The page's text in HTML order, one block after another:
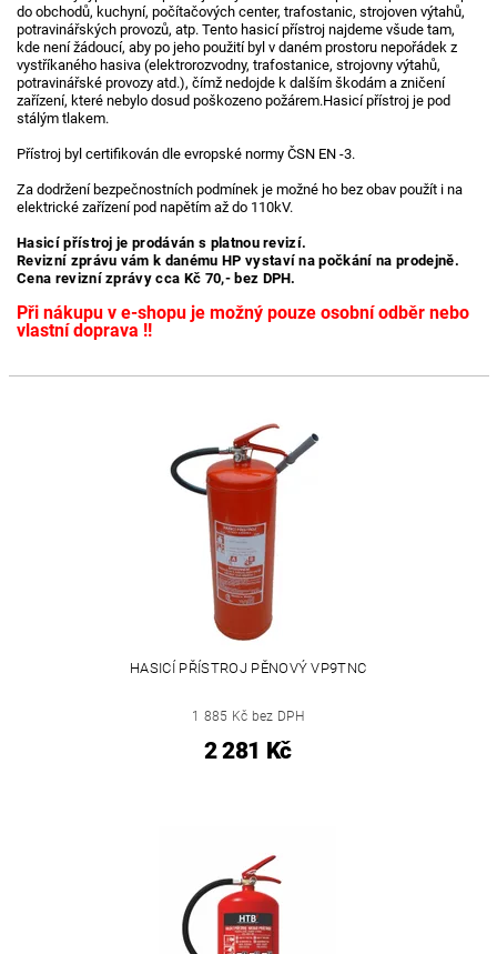
do obchodů, kuchyní, počítačových center, trafostanic, strojoven výtahů,
potravinářských provozů, atp. Tento hasicí přístroj najdeme všude tam,
kde není žádoucí, aby po jeho použití byl v daném prostoru nepořádek z
vystříkaného hasiva (elektrorozvodny, trafostanice, strojovny výtahů,
potravinářské provozy atd.), čímž nedojde k dalším škodám a zničení
zařízení, které nebylo dosud poškozeno požárem.Hasicí přístroj je pod
stálým tlakem.
Přístroj byl certifikován dle evropské normy ČSN EN -3.
Za dodržení bezpečnostních podmínek je možné ho bez obav použít i na
elektrické zařízení pod napětím až do 110kV.
Hasicí přístroj je prodáván s platnou revizí.
Revizní zprávu vám k danému HP vystaví na počkání na prodejně.
Cena revizní zprávy cca Kč 70,- bez DPH.
Při nákupu v e-shopu je možný pouze osobní odběr nebo
vlastní doprava !!
HASICÍ PŘÍSTROJ PĚNOVÝ VP9TNC
1 885 Kč bez DPH
2 281 Kč